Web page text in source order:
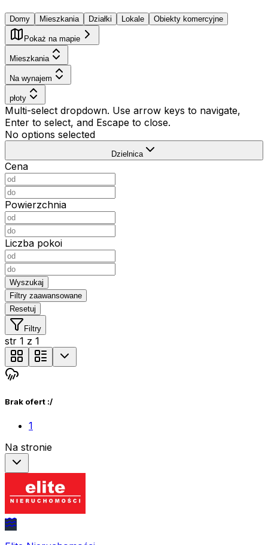
Domy Mieszkania Działki Lokale Obiekty komercyjne
Pokaż na mapie
Mieszkania
Na wynajem
płoty
Multi-select dropdown. Use arrow keys to navigate,
Enter to select, and Escape to close.
No options selected
Dzielnica
Cena
Powierzchnia
Liczba pokoi
Wyszukaj
Filtry zaawansowane
Resetuj
Filtry
str 1 z 1
Brak ofert :/
1
Na stronie